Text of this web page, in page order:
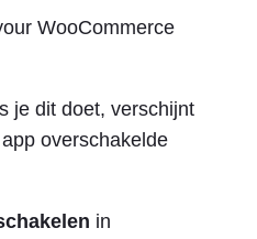
WooCommerce
je dit doet, verschijnt
overschakelde
in